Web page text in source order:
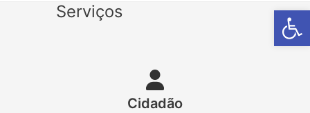
Barra de
Serviços
Cidadão